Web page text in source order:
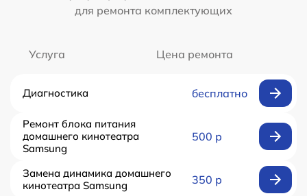
для ремонта комплектующих
Услуга Цена ремонта
Диагностика бесплатно
Ремонт блока питания
домашнего кинотеатра
Samsung
500 р
Замена динамика домашнего
кинотеатра Samsung
350 р